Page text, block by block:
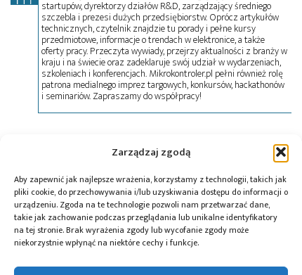
Zarządzaj zgodą
Aby zapewnić jak najlepsze wrażenia, korzystamy z technologii, takich jak
pliki cookie, do przechowywania i/lub uzyskiwania dostępu do informacji o
urządzeniu. Zgoda na te technologie pozwoli nam przetwarzać dane,
takie jak zachowanie podczas przeglądania lub unikalne identyfikatory
na tej stronie. Brak wyrażenia zgody lub wycofanie zgody może
niekorzystnie wpłynąć na niektóre cechy i funkcje.
startupów, dyrektorzy działów R&D, zarządzający średniego
szczebla i prezesi dużych przedsiębiorstw. Oprócz artykułów
technicznych, czytelnik znajdzie tu porady i pełne kursy
przedmiotowe, informacje o trendach w elektronice, a także
oferty pracy. Przeczyta wywiady, przejrzy aktualności z branży w
kraju i na świecie oraz zadeklaruje swój udział w wydarzeniach,
szkoleniach i konferencjach. Mikrokontroler.pl pełni również rolę
patrona medialnego imprez targowych, konkursów, hackathonów
i seminariów. Zapraszamy do współpracy!
GPU NVIDIA Blackwell
Ray Chuang,technologia
TSMC Arizona,układy scalone
Przeczytaj również: